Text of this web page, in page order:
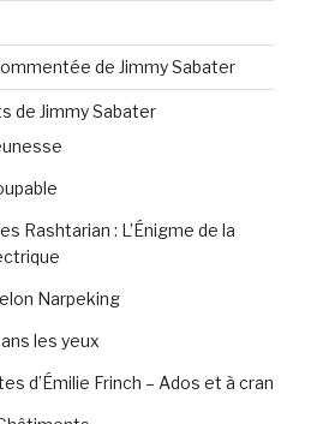
de Jimmy Sabater
de Jimmy Sabater
Rashtarian : L’Énigme de la
Narpeking
les yeux
d’Émilie Frinch – Ados et à cran